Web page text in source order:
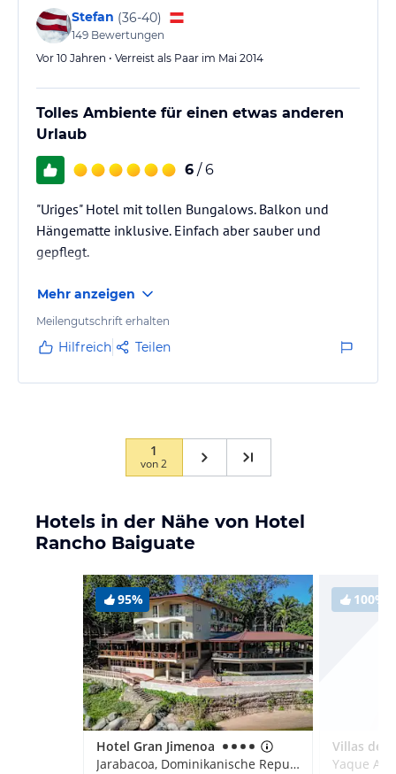
Stefan (36-40)
149 Bewertungen
Vor 10 Jahren • Verreist als Paar im Mai 2014
Tolles Ambiente für einen etwas anderen
Urlaub
6 / 6
"Uriges" Hotel mit tollen Bungalows. Balkon und
Hängematte inklusive. Einfach aber sauber und
gepflegt.
Mehr anzeigen
Meilengutschrift erhalten
Hilfreich Teilen
1
von2
Hotels in der Nähe von Hotel
Rancho Baiguate
95%
Hotel Gran Jimenoa
Jarabacoa, Dominikanische Republik
100%
Villas del